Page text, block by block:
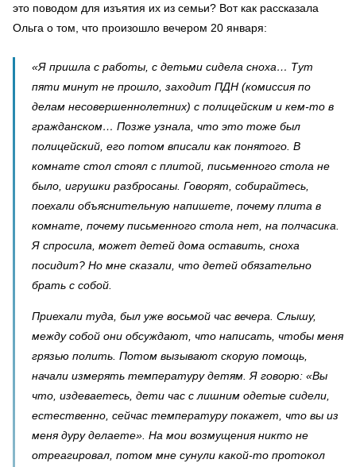
это поводом для изъятия их из семьи? Вот как рассказала
Ольга о том, что произошло вечером 20 января:
«Я пришла с работы, с детьми сидела сноха… Тут
пяти минут не прошло, заходит ПДН (комиссия по
делам несовершеннолетних) с полицейским и кем-то в
гражданском… Позже узнала, что это тоже был
полицейский, его потом вписали как понятого. В
комнате стол стоял с плитой, письменного стола не
было, игрушки разбросаны. Говорят, собирайтесь,
поехали объяснительную напишете, почему плита в
комнате, почему письменного стола нет, на полчасика.
Я спросила, может детей дома оставить, сноха
посидит? Но мне сказали, что детей обязательно
брать с собой.
Приехали туда, был уже восьмой час вечера. Слышу,
между собой они обсуждают, что написать, чтобы меня
грязью полить. Потом вызывают скорую помощь,
начали измерять температуру детям. Я говорю: «Вы
что, издеваетесь, дети час с лишним одетые сидели,
естественно, сейчас температуру покажет, что вы из
меня дуру делаете». На мои возмущения никто не
отреагировал, потом мне сунули какой-то протокол